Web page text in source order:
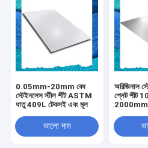
0.05mm-20mm বেধ
স্টেইনলেস স্টীল শীট ASTM
ধাতু 409L টেকসই এবং মূল
ভালো দাম
অরিজিনাল
প্লেট শীট
2000mm